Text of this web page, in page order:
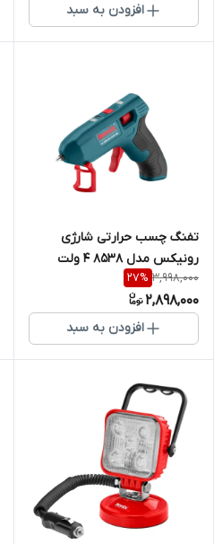
افزودن به سبد
تفنگ چسب حرارتی شارژی
رونیکس مدل 8538 ۴ ولت
3,998,000
27%
2,898,000
افزودن به سبد